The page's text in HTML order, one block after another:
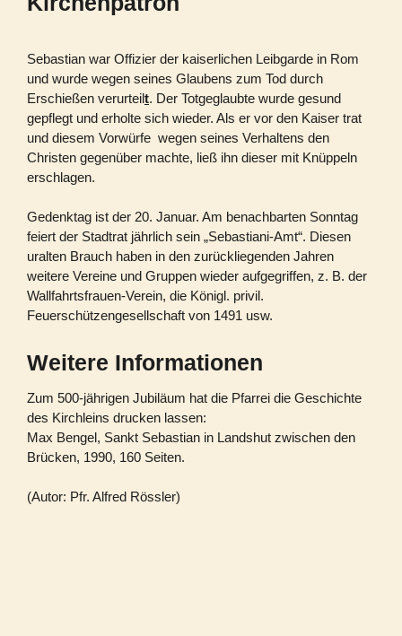
Sebastian war Offizier der kaiserlichen Leibgarde in Rom
und wurde wegen seines Glaubens zum Tod durch
Erschießen verurteilt. Der Totgeglaubte wurde gesund
gepflegt und erholte sich wieder. Als er vor den Kaiser trat
und diesem Vorwürfe wegen seines Verhaltens den
Christen gegenüber machte, ließ ihn dieser mit Knüppeln
erschlagen.
Gedenktag ist der 20. Januar. Am benachbarten Sonntag
feiert der Stadtrat jährlich sein „Sebastiani-Amt“. Diesen
uralten Brauch haben in den zurückliegenden Jahren
weitere Vereine und Gruppen wieder aufgegriffen, z. B. der
Wallfahrtsfrauen-Verein, die Königl. privil.
Feuerschützengesellschaft von 1491 usw.
Weitere Informationen
Zum 500-jährigen Jubiläum hat die Pfarrei die Geschichte
des Kirchleins drucken lassen:
Max Bengel, Sankt Sebastian in Landshut zwischen den
Brücken, 1990, 160 Seiten.
(Autor: Pfr. Alfred Rössler)